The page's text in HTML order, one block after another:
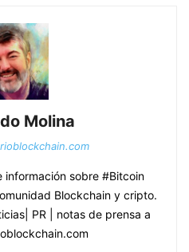
Molina
información sobre #Bitcoin
Blockchain y cripto.
PR | notas de prensa a